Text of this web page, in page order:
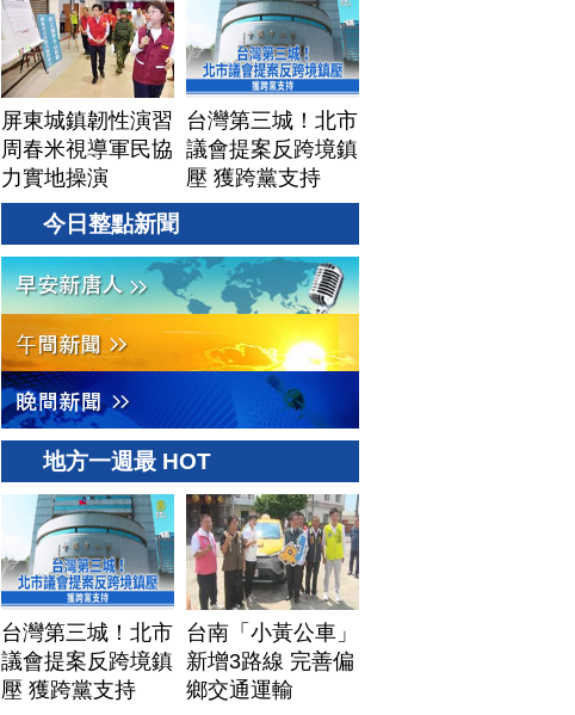
屏東城鎮韌性演習
周春米視導軍民協
力實地操演
台灣第三城！北市
議會提案反跨境鎮
壓 獲跨黨支持
今日整點新聞
地方一週最 HOT
台灣第三城！北市
議會提案反跨境鎮
壓 獲跨黨支持
台南「小黃公車」
新增3路線 完善偏
鄉交通運輸